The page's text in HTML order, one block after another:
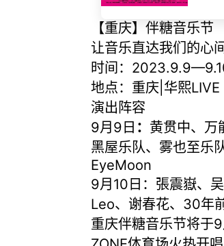
【重庆】伴糖音乐节
让音乐直达我们的心间
时间：
地点：重庆|华熙
演出阵容
9月9日 ： 黄贯中、万
黑屋乐队、雾也至乐
EyeMoon
9月10日：張震嶽、
Leo、谢春花、30年
重庆伴糖音乐节将于